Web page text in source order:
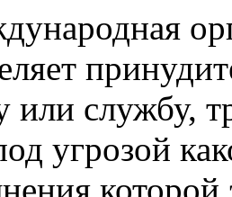
или службу,
угрозой